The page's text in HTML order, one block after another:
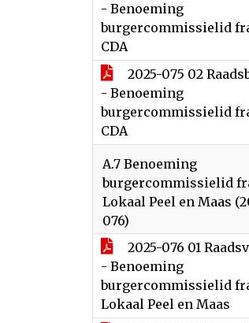
- Benoeming
burgercommissielid
CDA
2025-075 02
- Benoeming
burgercommissielid
CDA
A.7 Benoeming
burgercommissielid
Lokaal Peel en Maas
076)
2025-076 01
- Benoeming
burgercommissielid
Lokaal Peel en Maas